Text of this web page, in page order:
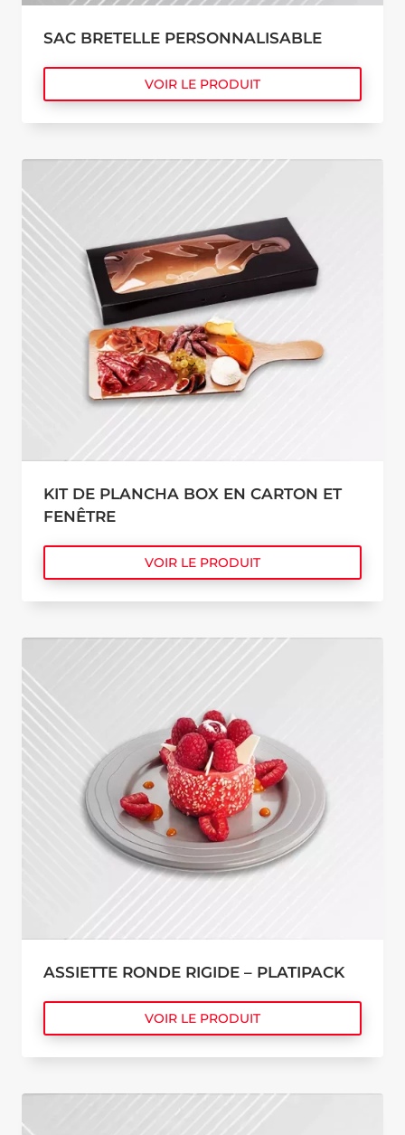
SAC BRETELLE PERSONNALISABLE
VOIR LE PRODUIT
KIT DE PLANCHA BOX EN CARTON ET
FENÊTRE
VOIR LE PRODUIT
ASSIETTE RONDE RIGIDE – PLATIPACK
VOIR LE PRODUIT